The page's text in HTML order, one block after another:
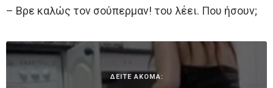
– Βρε καλώς τον σούπερμαν! του λέει. Που ήσουν;
ΔΕΙΤΕ ΑΚΟΜΑ: